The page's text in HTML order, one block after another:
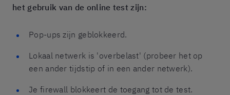
het gebruik van de online test zijn:
Pop-ups zijn geblokkeerd.
Lokaal netwerk is 'overbelast' (probeer het op
een ander tijdstip of in een ander netwerk).
Je firewall blokkeert de toegang tot de test.